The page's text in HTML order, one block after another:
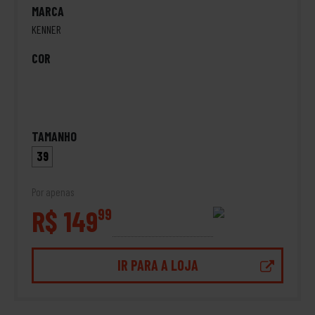
MARCA
KENNER
COR
TAMANHO
39
Por apenas
R$ 14999
IR PARA A LOJA